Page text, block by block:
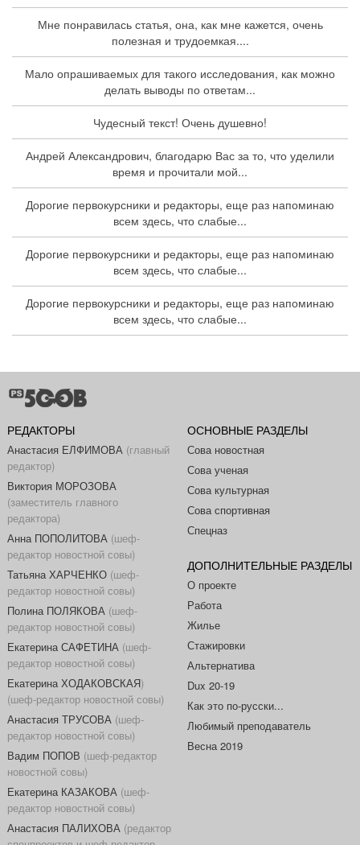
Мне понравилась статья, она, как мне кажется, очень
полезная и трудоемкая....
Мало опрашиваемых для такого исследования, как можно
делать выводы по ответам...
Чудесный текст! Очень душевно!
Андрей Александрович, благодарю Вас за то, что уделили
время и прочитали мой...
Дорогие первокурсники и редакторы, еще раз напоминаю
всем здесь, что слабые...
Дорогие первокурсники и редакторы, еще раз напоминаю
всем здесь, что слабые...
Дорогие первокурсники и редакторы, еще раз напоминаю
всем здесь, что слабые...
РЕДАКТОРЫ
Анастасия ЕЛФИМОВА (главный
редактор)
Виктория МОРОЗОВА
(заместитель главного
редактора)
Анна ПОПОЛИТОВА (шеф-
редактор новостной совы)
Татьяна ХАРЧЕНКО(шеф-
редактор новостной совы)
Полина ПОЛЯКОВА (шеф-
редактор новостной совы)
Екатерина САФЕТИНА (шеф-
редактор новостной совы)
Екатерина ХОДАКОВСКАЯ)
(шеф-редактор новостной совы)
Анастасия ТРУСОВА (шеф-
редактор новостной совы)
Вадим ПОПОВ (шеф-редактор
новостной совы)
Екатерина КАЗАКОВА (шеф-
редактор новостной совы)
Анастасия ПАЛИХОВА (редактор
ОСНОВНЫЕ РАЗДЕЛЫ
Сова новостная
Сова ученая
Сова культурная
Сова спортивная
Спецназ
ДОПОЛНИТЕЛЬНЫЕ РАЗДЕЛЫ
О проекте
Работа
Жилье
Стажировки
Альтернатива
Dux 20-19
Как это по-русски...
Любимый преподаватель
Весна 2019